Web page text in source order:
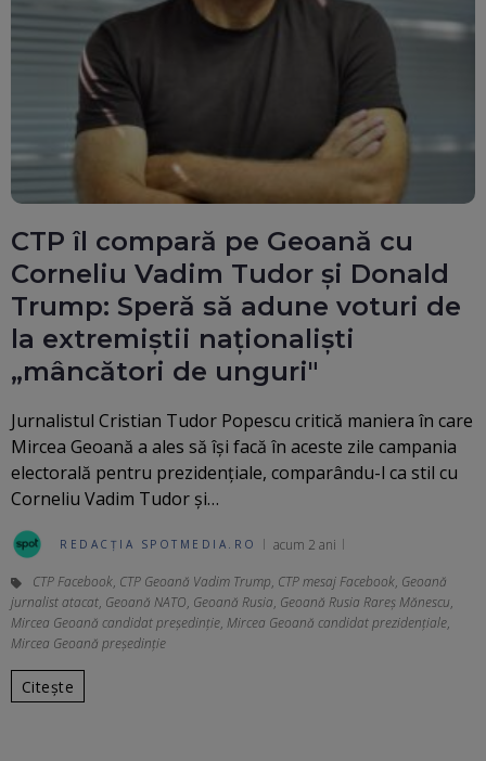
CTP îl compară pe Geoană cu
Corneliu Vadim Tudor și Donald
Trump: Speră să adune voturi de
la extremiștii naționaliști
„mâncători de unguri"
Jurnalistul Cristian Tudor Popescu critică maniera în care
Mircea Geoană a ales să îşi facă în aceste zile campania
electorală pentru prezidenţiale, comparându-l ca stil cu
Corneliu Vadim Tudor și…
REDACȚIA SPOTMEDIA.RO acum 2 ani
CTP Facebook, CTP Geoană Vadim Trump, CTP mesaj Facebook, Geoană
jurnalist atacat, Geoană NATO, Geoană Rusia, Geoană Rusia Rareş Mănescu,
Mircea Geoană candidat președinție, Mircea Geoană candidat prezidențiale,
Mircea Geoană președinție
Citește